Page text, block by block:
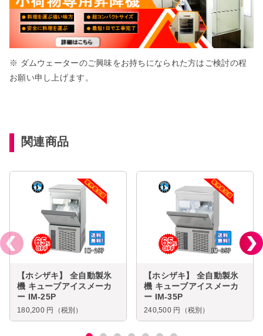
※ ダムウェーターのご興味をお持ちになられた方はご検討の程
お願い申し上げます。
関連商品
【ホシザキ】 全自動製氷
機 キューブアイスメーカ
ー IM-25P
180,200 円（税別）
【ホシザキ】 全自動製氷
機 キューブアイスメーカ
ー IM-35P
240,500 円（税別）